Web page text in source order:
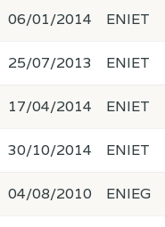
06/01/2014 ENIET
25/07/2013 ENIET
17/04/2014 ENIET
30/10/2014 ENIET
04/08/2010 ENIEG